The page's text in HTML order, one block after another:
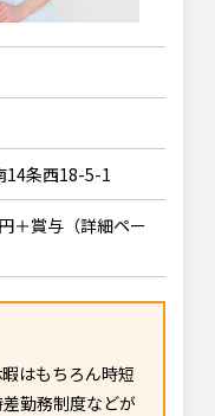
14条西18-5-1
＋賞与（詳細ペー
はもちろん時短
勤務制度などが